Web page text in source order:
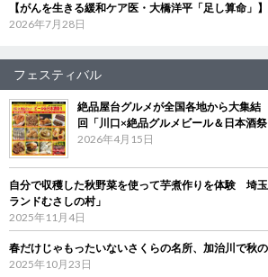
【がんを生きる緩和ケア医・大橋洋平「足し算命」
2026年7月28日
フェスティバル
絶品屋台グルメが全国各地から大集
回「川口×絶品グルメビール＆日本酒
2026年4月15日
自分で収穫した秋野菜を使って芋煮作りを体験 埼
ランドむさしの村」
2025年11月4日
春だけじゃもったいないさくらの名所、加治川で秋
2025年10月23日